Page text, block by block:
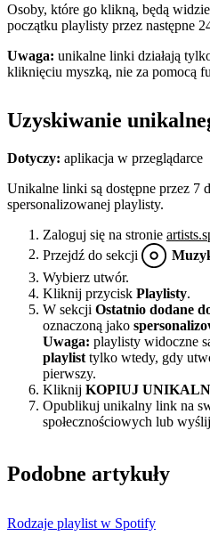
Osoby, które go klikną, będą
początku playlisty przez następne
Uwaga: unikalne linki działają
kliknięciu myszką, nie za pomocą
Uzyskiwanie
Dotyczy: aplikacja w przeglądarce
Unikalne linki są dostępne przez 7
spersonalizowanej playlisty.
Zaloguj się na stronie
Przejdź do sekcji
Wybierz utwór.
Kliknij przycisk Playlisty.
W sekcji Ostatnio dodane
oznaczoną jako
Uwaga: playlisty widoczne
playlist tylko wtedy, gdy
pierwszy.
Kliknij KOPIUJ
Opublikuj unikalny link na
społecznościowych lub
Podobne artykuły
Rodzaje playlist w Spotify